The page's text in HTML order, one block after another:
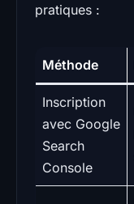
pratiques :
Méthode
Inscription
avec Google
Search
Console